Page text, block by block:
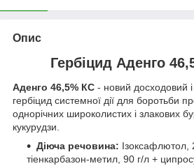
Опис
Гербіцид Аденго
Аденго 46,5% КС - новий досходовий
гербіцид системної дії для боротьби
однорічних широколистих і злакових
кукурудзи.
Діюча речовина: Ізоксафлютол,
тіенкарбазон-метил, 90 г/л +